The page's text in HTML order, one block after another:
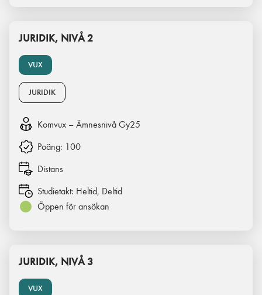
VUX
JURIDIK, NIVÅ 2
JURIDIK
Komvux – Ämnesnivå Gy25
Poäng: 100
Distans
Studietakt: Heltid, Deltid
Öppen för ansökan
VUX
JURIDIK, NIVÅ 3